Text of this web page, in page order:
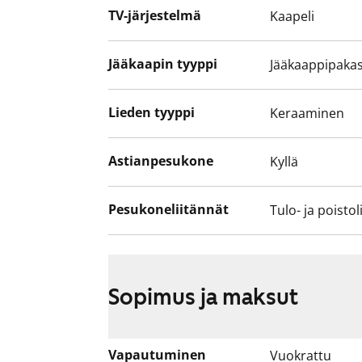
TV-järjestelmä Kaapeli
Jääkaapin tyyppi
Lieden tyyppi Keraaminen
Astianpesukone Kyllä
Pesukoneliitännät Tulo- ja
Sopimus ja maksut
Vapautuminen Vuokrattu